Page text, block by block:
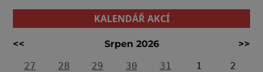
KALENDÁŘ AKCÍ
<< Srpen 2026
>>
27
28 29 30 31 1
2